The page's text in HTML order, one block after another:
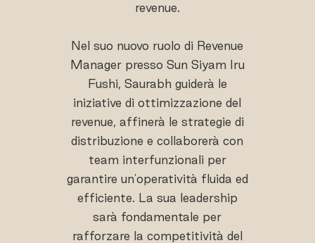
revenue.
Nel suo nuovo ruolo di Revenue
Manager presso Sun Siyam Iru
Fushi, Saurabh guiderà le
iniziative di ottimizzazione del
revenue, affinerà le strategie di
distribuzione e collaborerà con
team interfunzionali per
garantire un'operatività fluida ed
efficiente. La sua leadership
sarà fondamentale per
rafforzare la competitività del